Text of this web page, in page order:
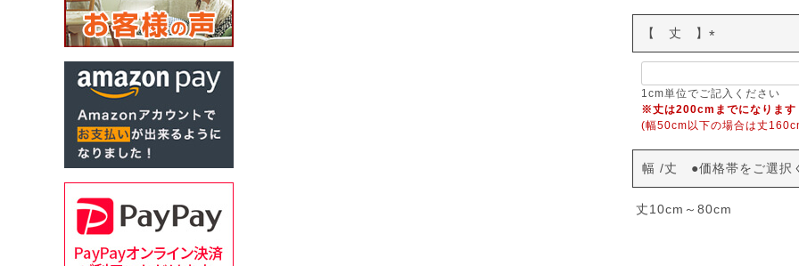
【 丈 】
(
須
)
1cm単位でご記入ください
※丈は200cmまでになります
(幅50cm以下の場合は丈
幅 丈 ●価格帯をご選択
丈10cm～80cm